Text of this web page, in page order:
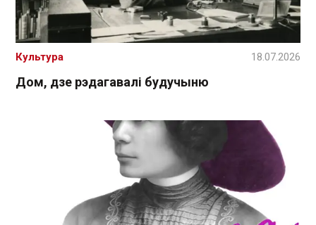
Дом, дзе рэдагавалі будучыню
Культура 18.07.2026